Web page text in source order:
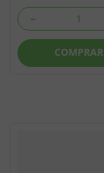
－
COMPRAR